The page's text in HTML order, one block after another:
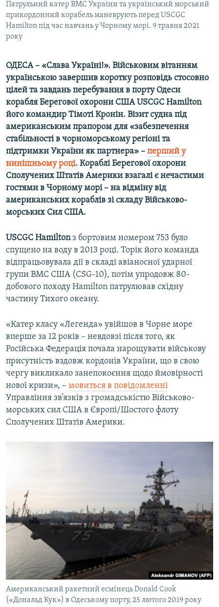
Усі сайти RFE/RL
Патрульний катер ВМС України та український морський
прикордонний корабель маневрують перед USCGC
Hamilton під час навчань у Чорному морі. 9 травня 2021
року
ОДЕСА – «Слава Україні!». Військовим вітанням
українською завершив коротку розповідь стосовно
цілей та завдань перебування в порту Одеси
корабля Берегової охорони США USCGC Hamilton
його командир Тімоті Кронін. Візит судна під
американським прапором для «забезпечення
стабільності в чорноморському регіоні та
підтримки України як партнера» – перший у
нинішньому році. Кораблі Берегової охорони
Сполучених Штатів Америки взагалі є нечастими
гостями в Чорному морі – на відміну від
американських кораблів зі складу Військово-
морських Сил США.
USCGC Hamiltonз бортовим номером 753 було
спущено на воду в 2013 році. Торік його команда
відпрацьовувала дії в складі авіаносної ударної
групи ВМС США (СSG-10), потім упродовж 80-
добового походу Hamilton патрулював східну
частину Тихого океану.
«Катер класу «Легенда» увійшов в Чорне море
вперше за 12 років – невдовзі після того, як
Російська Федерація почала нарощувати військову
присутність вздовж кордонів України, що в свою
чергу викликало занепокоєння щодо ймовірності
нової кризи», – мовиться в повідомленні
Управління зв’язків з громадськістю Військово-
морських сил США в Європі/Шостого флоту
Сполучених Штатів Америки.
Американський ракетний есмінець Donald Cook
(«Дональд Кук») в Одеському порту, 25 лютого 2019 року